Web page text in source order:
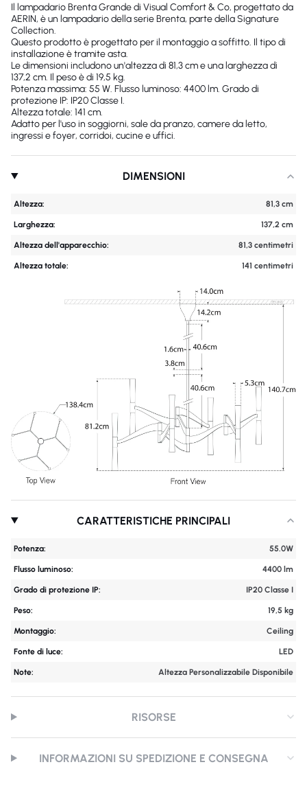
Il lampadario Brenta Grande di Visual Comfort & Co, progettato da
AERIN, è un lampadario della serie Brenta, parte della Signature
Collection.
Questo prodotto è progettato per il montaggio a soffitto. Il tipo di
installazione è tramite asta.
Le dimensioni includono un'altezza di 81,3 cm e una larghezza di
137,2 cm. Il peso è di 19,5 kg.
Potenza massima: 55 W. Flusso luminoso: 4400 lm. Grado di
protezione IP: IP20 Classe I.
Altezza totale: 141 cm.
Adatto per l'uso in soggiorni, sale da pranzo, camere da letto,
ingressi e foyer, corridoi, cucine e uffici.
DIMENSIONI
Altezza: 81,3 cm
Larghezza: 137,2 cm
Altezza dell'apparecchio: 81,3 centimetri
Altezza totale: 141 centimetri
CARATTERISTICHE PRINCIPALI
Potenza: 55.0W
Flusso luminoso: 4400 lm
Grado di protezione IP: IP20 Classe I
Peso: 19,5 kg
Montaggio: Ceiling
Fonte di luce: LED
Note: Altezza Personalizzabile Disponibile
RISORSE
INFORMAZIONI SU SPEDIZIONE E CONSEGNA